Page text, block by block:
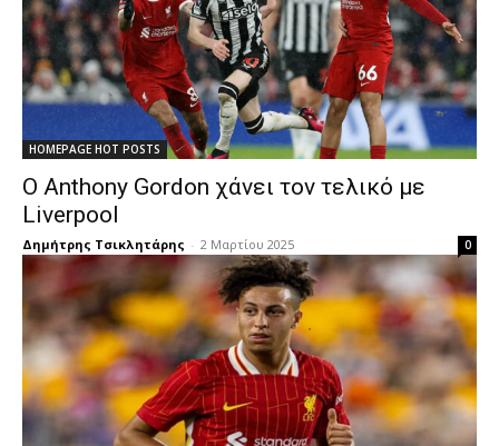
HOMEPAGE HOT POSTS
Ο Anthony Gordon χάνει τον τελικό με
Liverpool
Δημήτρης Τσικλητάρης - 2 Μαρτίου 2025 0